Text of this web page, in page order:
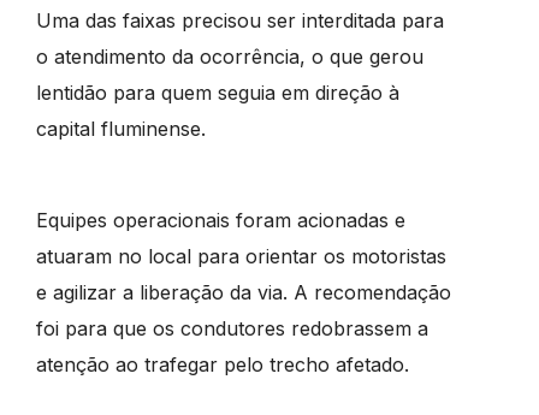
Uma das faixas precisou ser interditada para
o atendimento da ocorrência, o que gerou
lentidão para quem seguia em direção à
capital fluminense.
Equipes operacionais foram acionadas e
atuaram no local para orientar os motoristas
e agilizar a liberação da via. A recomendação
foi para que os condutores redobrassem a
atenção ao trafegar pelo trecho afetado.